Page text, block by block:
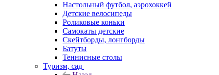
Настольный футбол, аэрохоккей
Детские велосипеды
Роликовые коньки
Самокаты детские
Скейтборды, лонгборды
Батуты
Теннисные столы
Туризм, сад